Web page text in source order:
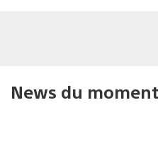
News du moment